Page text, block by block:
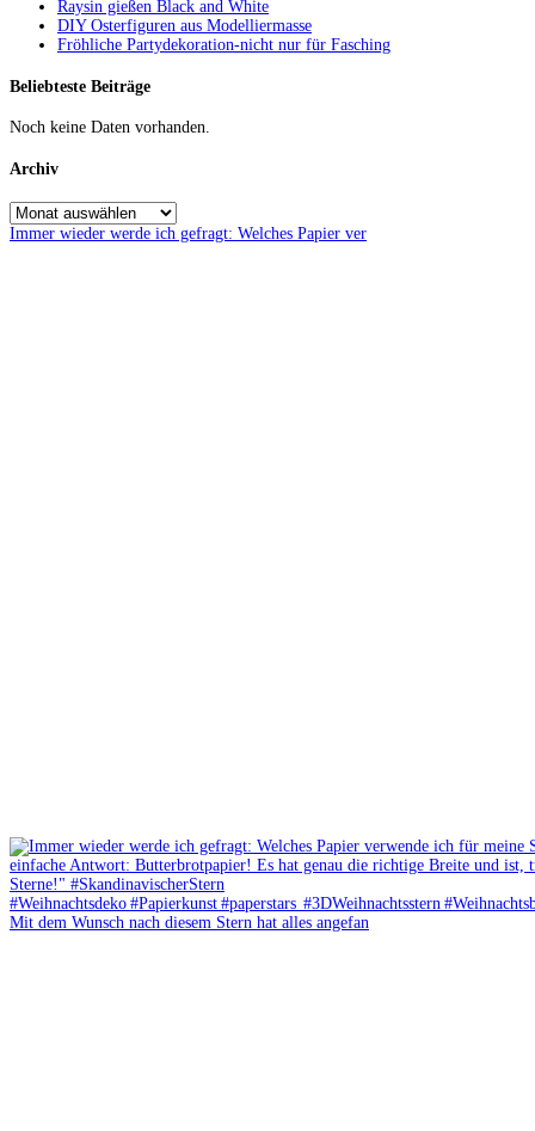
Raysin gießen Black and White
DIY Osterfiguren aus Modelliermasse
Fröhliche Partydekoration-nicht nur für Fasching
Beliebteste Beiträge
Noch keine Daten vorhanden.
Archiv
Immer wieder werde ich gefragt: Welches Papier ver
Mit dem Wunsch nach diesem Stern hat alles angefan